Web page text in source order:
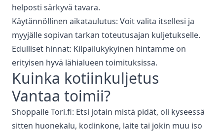
helposti särkyvä tavara.
Käytännöllinen aikataulutus: Voit valita itsellesi ja
myyjälle sopivan tarkan toteutusajan kuljetukselle.
Edulliset hinnat: Kilpailukykyinen hintamme on
erityisen hyvä lähialueen toimituksissa.
Kuinka kotiinkuljetus
Vantaa toimii?
Shoppaile Tori.fi: Etsi jotain mistä pidät, oli kyseessä
sitten huonekalu, kodinkone, laite tai jokin muu iso